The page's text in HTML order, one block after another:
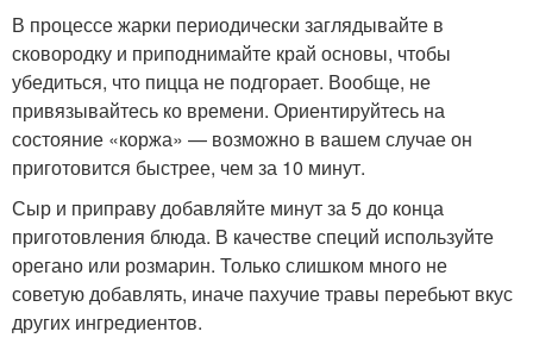
В процессе жарки периодически заглядывайте в
сковородку и приподнимайте край основы, чтобы
убедиться, что пицца не подгорает. Вообще, не
привязывайтесь ко времени. Ориентируйтесь на
состояние «коржа» — возможно в вашем случае он
приготовится быстрее, чем за 10 минут.
Сыр и приправу добавляйте минут за 5 до конца
приготовления блюда. В качестве специй используйте
орегано или розмарин. Только слишком много не
советую добавлять, иначе пахучие травы перебьют вкус
других ингредиентов.